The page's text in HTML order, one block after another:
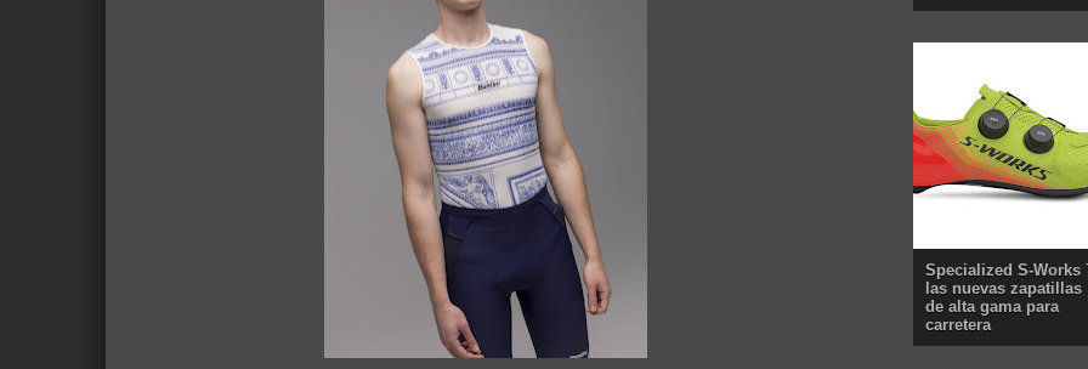
Specialized S-Works
las nuevas zapatillas
de alta gama para
carretera